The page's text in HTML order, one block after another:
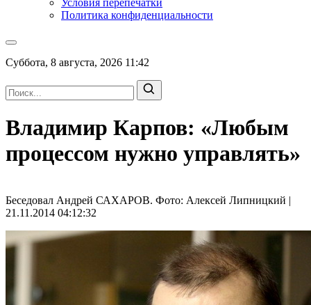
Условия перепечатки
Политика конфиденциальности
Суббота, 8 августа, 2026 11:42
Владимир Карпов: «Любым
процессом нужно управлять»
Беседовал Андрей САХАРОВ. Фото: Алексей Липницкий |
21.11.2014 04:12:32